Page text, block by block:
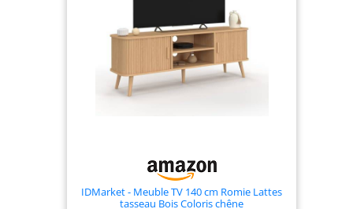
IDMarket - Meuble TV 140 cm Romie Lattes
tasseau Bois Coloris chêne